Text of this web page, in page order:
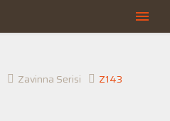
Zavinna Serisi Z143